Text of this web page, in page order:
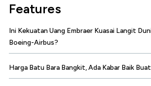
Features
Ini Kekuatan Uang Embraer Kuasai Langit
Boeing-Airbus?
Harga Batu Bara Bangkit, Ada Kabar Baik